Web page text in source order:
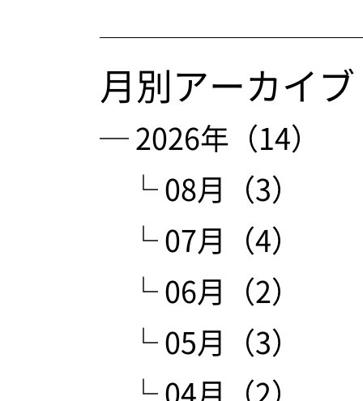
月別アーカイブ
─ 2026年（14）
└ 08月（3）
└ 07月（4）
└ 06月（2）
└ 05月（3）